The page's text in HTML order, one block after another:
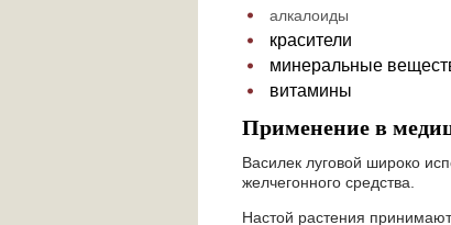
алкалоиды
красители
минеральные
витамины
Применение в
Василек луговой широко
желчегонного средства.
Настой растения